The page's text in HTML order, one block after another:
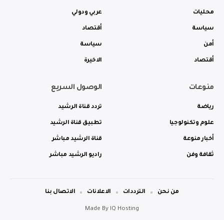
محليات
سياسة
أمن
أقتصاد
عربي ودولي
أقتصاد
سياسة
الاخيرة
منوعات
رياضة
علوم وتكنولوجيا
أخبار منوعة
ثقافة وفن
الوصول السريع
تردد قناة الرشيد
تطبيق قناة الرشيد
قناة الرشيد مباشر
راديو الرشيد مباشر
Made By IQ Hosting
من نحن الترددات الاعلانات الاتصال بنا